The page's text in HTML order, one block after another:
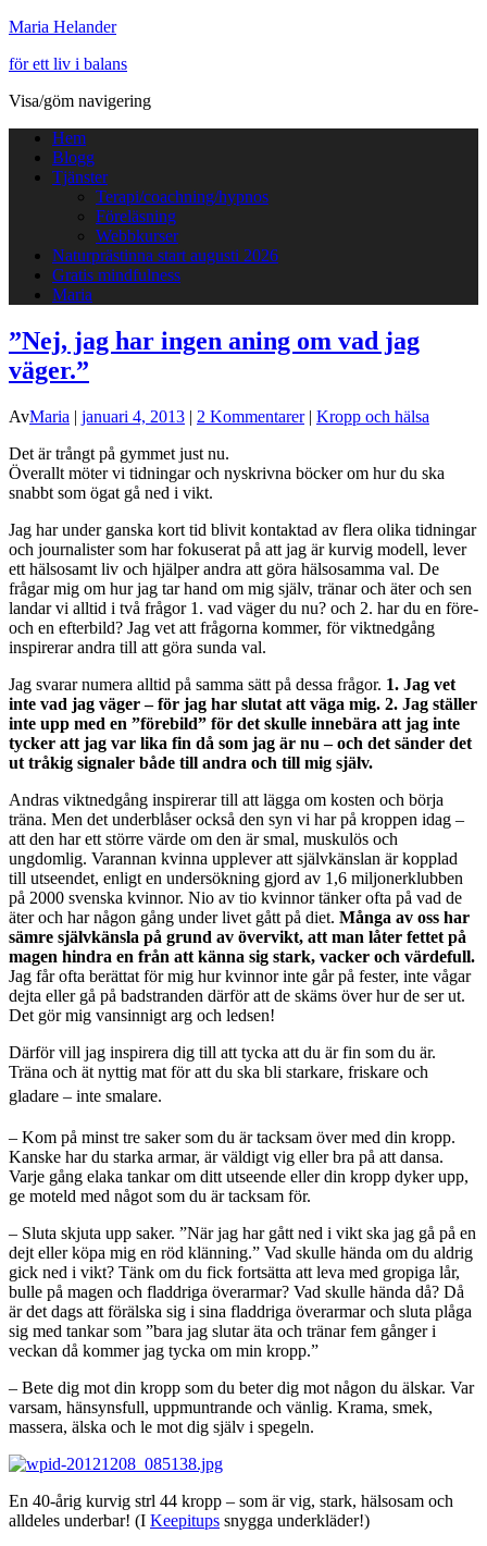
Maria Helander
för ett liv i balans
Visa/göm navigering
Hem
Blogg
Tjänster
Terapi/coachning/hypnos
Föreläsning
Webbkurser
Naturprästinna start augusti 2026
Gratis mindfulness
Maria
”Nej, jag har ingen aning om vad jag
väger.”
AvMaria | januari 4, 2013 | 2 Kommentarer| Kropp och hälsa
Det är trångt på gymmet just nu.
Överallt möter vi tidningar och nyskrivna böcker om hur du ska
snabbt som ögat gå ned i vikt.
Jag har under ganska kort tid blivit kontaktad av flera olika tidningar
och journalister som har fokuserat på att jag är kurvig modell, lever
ett hälsosamt liv och hjälper andra att göra hälsosamma val. De
frågar mig om hur jag tar hand om mig själv, tränar och äter och sen
landar vi alltid i två frågor 1. vad väger du nu? och 2. har du en före-
och en efterbild? Jag vet att frågorna kommer, för viktnedgång
inspirerar andra till att göra sunda val.
Jag svarar numera alltid på samma sätt på dessa frågor. 1. Jag vet
inte vad jag väger – för jag har slutat att väga mig. 2. Jag ställer
inte upp med en ”förebild” för det skulle innebära att jag inte
tycker att jag var lika fin då som jag är nu – och det sänder det
ut tråkig signaler både till andra och till mig själv.
Andras viktnedgång inspirerar till att lägga om kosten och börja
träna. Men det underblåser också den syn vi har på kroppen idag –
att den har ett större värde om den är smal, muskulös och
ungdomlig. Varannan kvinna upplever att självkänslan är kopplad
till utseendet, enligt en undersökning gjord av 1,6 miljonerklubben
på 2000 svenska kvinnor. Nio av tio kvinnor tänker ofta på vad de
äter och har någon gång under livet gått på diet. Många av oss har
sämre självkänsla på grund av övervikt, att man låter fettet på
magen hindra en från att känna sig stark, vacker och värdefull.
Jag får ofta berättat för mig hur kvinnor inte går på fester, inte vågar
dejta eller gå på badstranden därför att de skäms över hur de ser ut.
Det gör mig vansinnigt arg och ledsen!
Därför vill jag inspirera dig till att tycka att du är fin som du är.
Träna och ät nyttig mat för att du ska bli starkare, friskare och
gladare – inte smalare.
– Kom på minst tre saker som du är tacksam över med din kropp.
Kanske har du starka armar, är väldigt vig eller bra på att dansa.
Varje gång elaka tankar om ditt utseende eller din kropp dyker upp,
ge moteld med något som du är tacksam för.
– Sluta skjuta upp saker. ”När jag har gått ned i vikt ska jag gå på en
dejt eller köpa mig en röd klänning.” Vad skulle hända om du aldrig
gick ned i vikt? Tänk om du fick fortsätta att leva med gropiga lår,
bulle på magen och fladdriga överarmar? Vad skulle hända då? Då
är det dags att förälska sig i sina fladdriga överarmar och sluta plåga
sig med tankar som ”bara jag slutar äta och tränar fem gånger i
veckan då kommer jag tycka om min kropp.”
– Bete dig mot din kropp som du beter dig mot någon du älskar. Var
varsam, hänsynsfull, uppmuntrande och vänlig. Krama, smek,
massera, älska och le mot dig själv i spegeln.
En 40-årig kurvig strl 44 kropp – som är vig, stark, hälsosam och
alldeles underbar! (I Keepitups snygga underkläder!)